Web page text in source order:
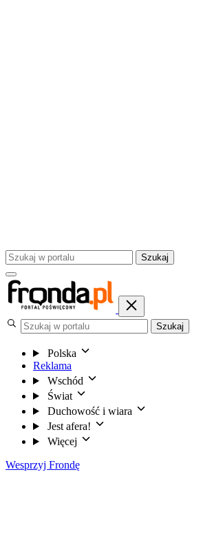
Szukaj
Szukaj
Polska
Reklama
Wschód
Świat
Duchowość i wiara
Jest afera!
Więcej
Wesprzyj Frondę